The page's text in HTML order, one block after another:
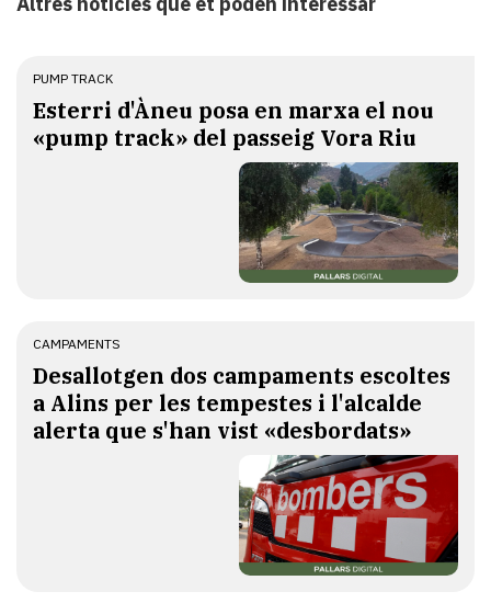
PUMP TRACK
Esterri d'Àneu posa en marxa el nou
«pump track» del passeig Vora Riu
CAMPAMENTS
​Desallotgen dos campaments escoltes
a Alins per les tempestes i l'alcalde
alerta que s'han vist «desbordats»